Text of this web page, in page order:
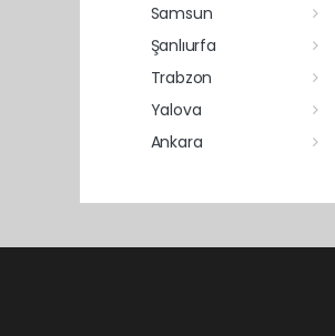
Samsun
Şanlıurfa
Trabzon
Yalova
Ankara